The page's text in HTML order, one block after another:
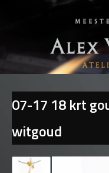
07-17 18 krt
witgoud